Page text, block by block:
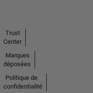
Trust
Center
Marques
déposées
Politique de
confidentialité